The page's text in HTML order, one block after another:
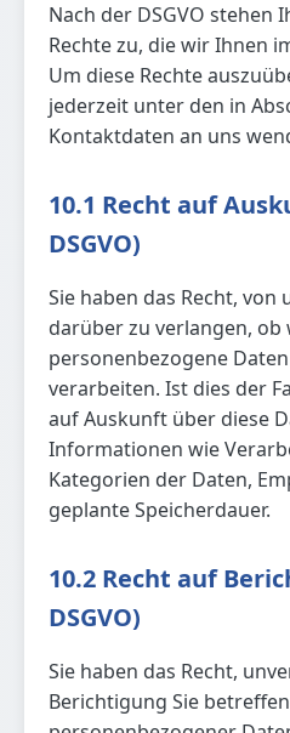
Nach der DSGVO stehen
Rechte zu, die wir Ihnen
Um diese Rechte
jederzeit unter den in
Kontaktdaten an uns
10.1 Recht auf
DSGVO)
Sie haben das Recht, von
darüber zu verlangen, ob
personenbezogene
verarbeiten. Ist dies der
auf Auskunft über diese
Informationen wie
Kategorien der Daten,
geplante Speicherdauer.
10.2 Recht auf
DSGVO)
Sie haben das Recht,
Berichtigung Sie